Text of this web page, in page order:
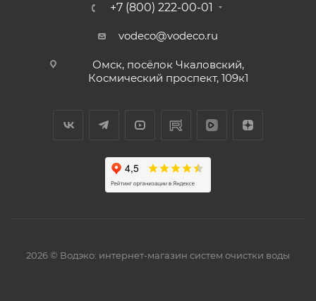
+7 (800) 222-00-01
vodeco@vodeco.ru
Омск, посёлок Чкаловский,
Космический проспект, 109к1
2026 © Водэко: интернет-магазин систем очистки воды